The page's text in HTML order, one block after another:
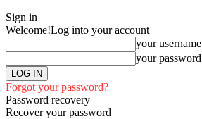
Sign in
Welcome!Log into your account
your username
your password
Forgot your password?
Password recovery
Recover your password